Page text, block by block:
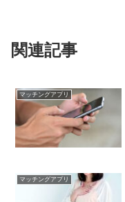
関連記事
マッチングアプリ
マッチングアプリ